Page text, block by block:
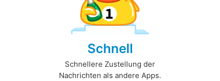
Schnell
Schnellere Zustellung der
Nachrichten als andere Apps.